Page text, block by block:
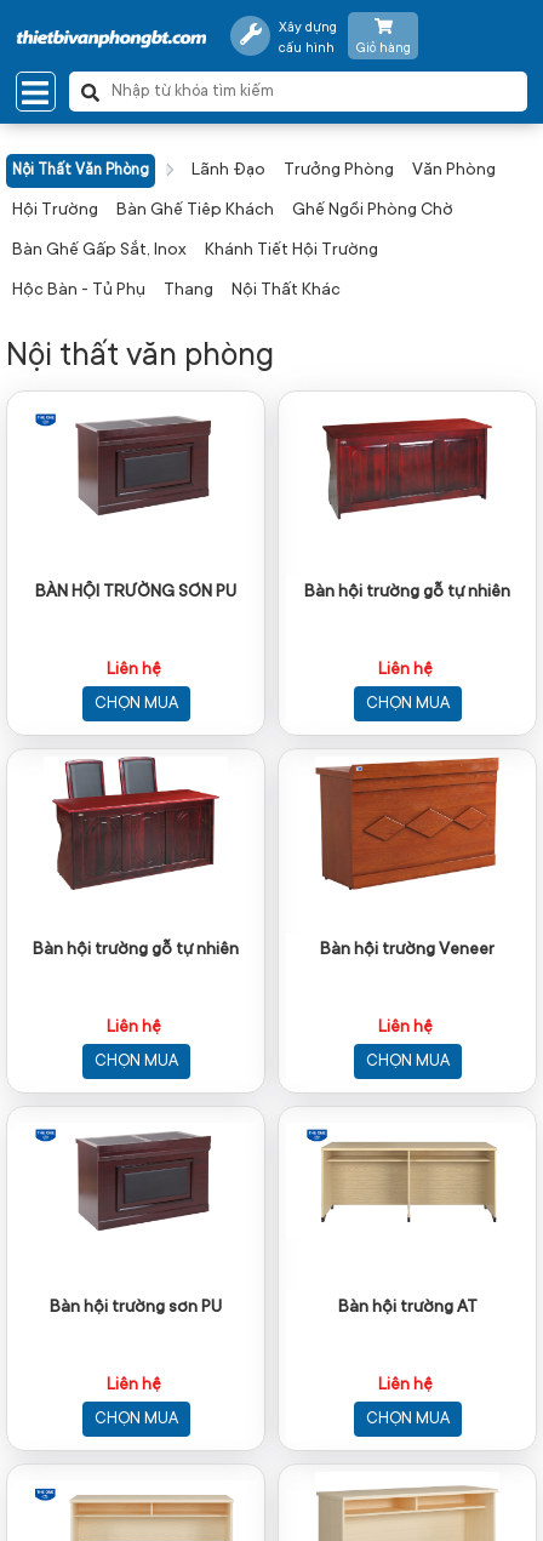
Xây dựng
cấu hình
Giỏ hàng
Nội Thất Văn Phòng Lãnh Đạo Trưởng Phòng Văn Phòng
Hội Trường Bàn Ghế Tiêp Khách Ghế Ngồi Phòng Chờ
Bàn Ghế Gấp Sắt, Inox Khánh Tiết Hội Trường
Hộc Bàn - Tủ Phụ Thang Nội Thất Khác
Nội thất văn phòng
BÀN HỘI TRƯỜNG SƠN PU
Liên hệ
CHỌN MUA
Bàn hội trường gỗ tự nhiên
Liên hệ
CHỌN MUA
Bàn hội trường gỗ tự nhiên
Liên hệ
CHỌN MUA
Bàn hội trường Veneer
Liên hệ
CHỌN MUA
Bàn hội trường sơn PU
Liên hệ
CHỌN MUA
Bàn hội trường AT
Liên hệ
CHỌN MUA